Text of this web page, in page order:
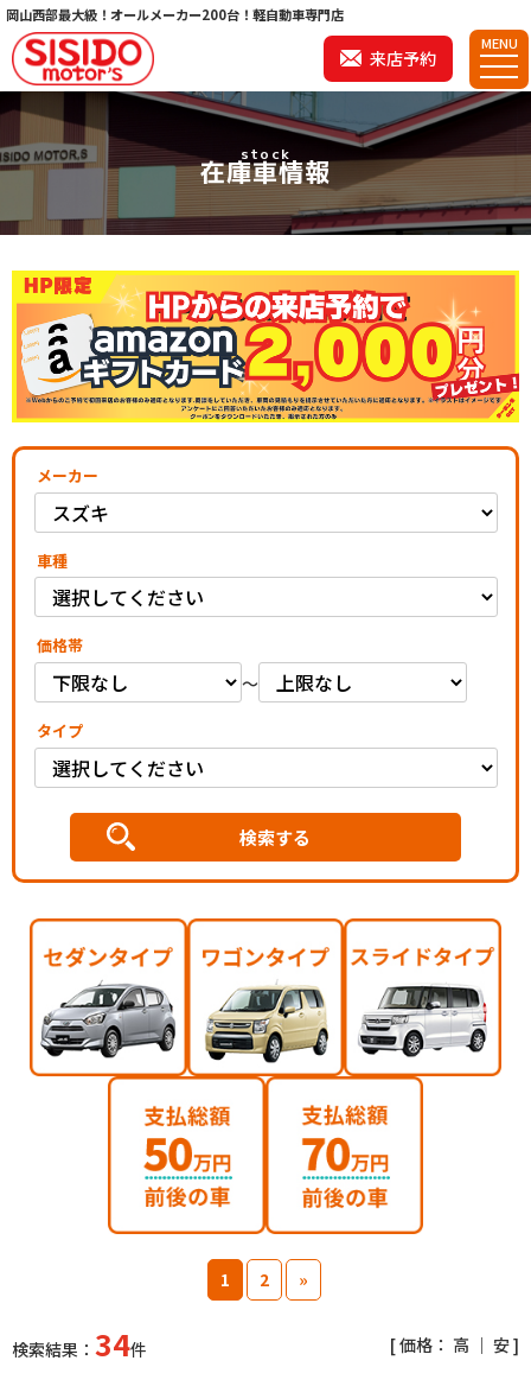
岡山西部最大級！オールメーカー200台！軽自動車専門店
来店予約
MENU
stock
在庫車情報
メーカー
車種
価格帯
～
タイプ
1 2 »
検索結果： 34件 [ 価格： 高 ｜ 安]